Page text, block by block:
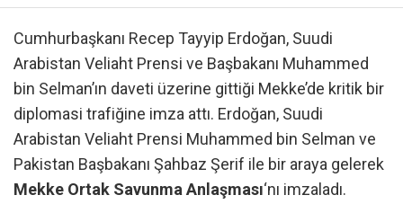
Cumhurbaşkanı Recep Tayyip Erdoğan, Suudi
Arabistan Veliaht Prensi ve Başbakanı Muhammed
bin Selman’ın daveti üzerine gittiği Mekke’de kritik bir
diplomasi trafiğine imza attı. Erdoğan, Suudi
Arabistan Veliaht Prensi Muhammed bin Selman ve
Pakistan Başbakanı Şahbaz Şerif ile bir araya gelerek
Mekke Ortak Savunma Anlaşması‘nı imzaladı.